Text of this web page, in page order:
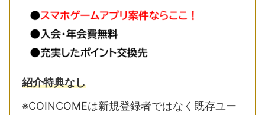
紹介特典なし
※COINCOMEは新規登録者ではなく既存ユー